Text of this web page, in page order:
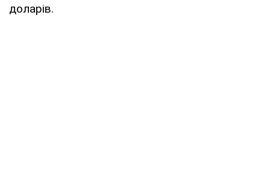
доларів.